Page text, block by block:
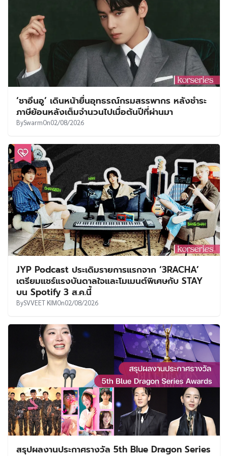
‘ชาอึนอู’ เดินหน้ายื่นอุทธรณ์กรมสรรพากร หลังชำระ
ภาษีย้อนหลังเต็มจำนวนไปเมื่อต้นปีที่ผ่านมา
BySwarmOn02/08/2026
JYP Podcast ประเดิมรายการแรกจาก ‘3RACHA’
เตรียมแชร์แรงบันดาลใจและโมเมนต์พิเศษกับ STAY
บน Spotify 3 ส.ค.นี้
BySVVEET KIMOn02/08/2026
สรุปผลงานประกาศรางวัล 5th Blue Dragon Series